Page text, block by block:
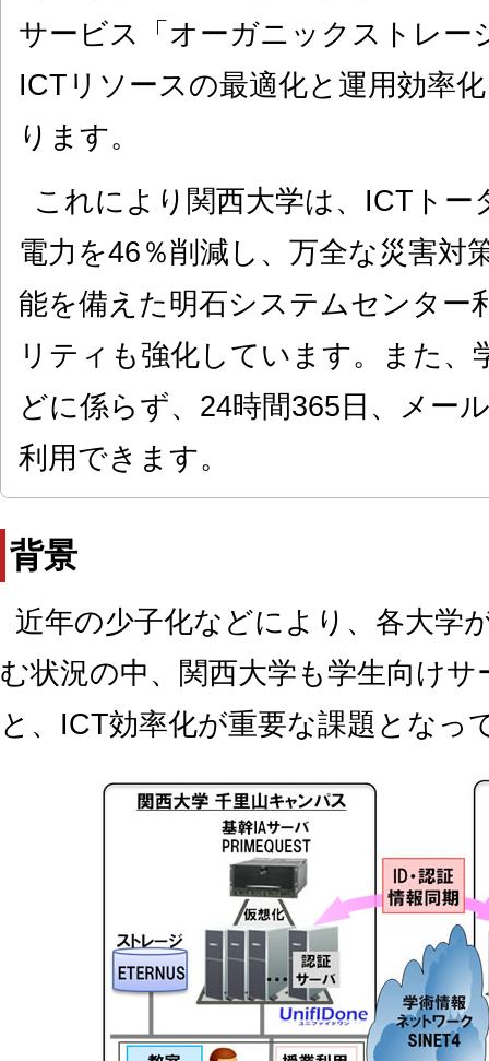
サービス「オーガニックストレ
ICTリソースの最適化と運用効率
ります。
これにより関西大学は、ICTトー
電力を46％削減し、万全な災害対
能を備えた明石システムセンター
リティも強化しています。また、
どに係らず、24時間365日、メー
利用できます。
背景
近年の少子化などにより、各大学
む状況の中、関西大学も学生向け
と、ICT効率化が重要な課題となっ